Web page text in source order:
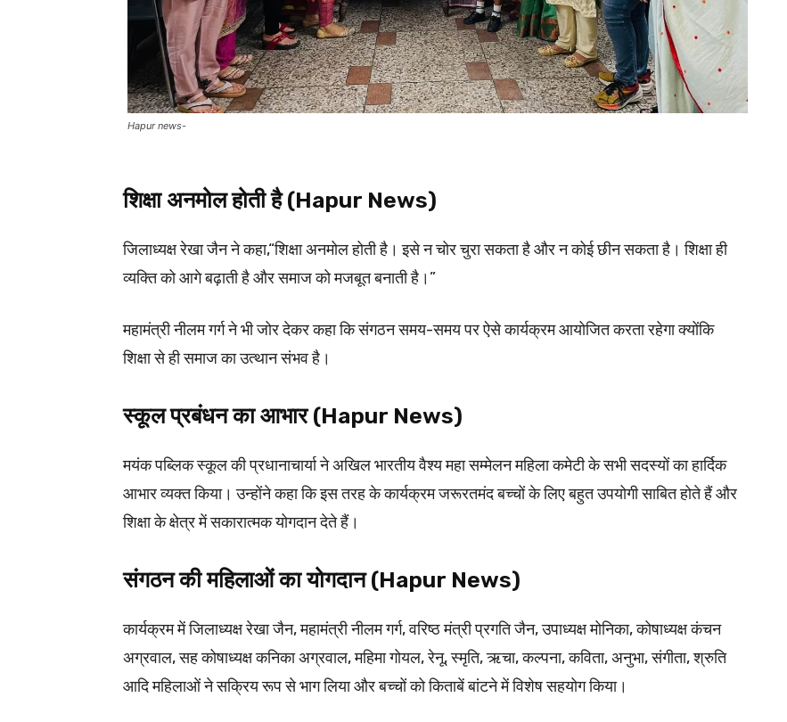
Hapur news-
शिक्षा अनमोल होती है (Hapur News)
जिलाध्यक्ष रेखा जैन ने कहा,“शिक्षा अनमोल होती है। इसे न चोर चुरा सकता है और न कोई छीन सकता है। शिक्षा ही
व्यक्ति को आगे बढ़ाती है और समाज को मजबूत बनाती है।”
महामंत्री नीलम गर्ग ने भी जोर देकर कहा कि संगठन समय-समय पर ऐसे कार्यक्रम आयोजित करता रहेगा क्योंकि
शिक्षा से ही समाज का उत्थान संभव है।
स्कूल प्रबंधन का आभार (Hapur News)
मयंक पब्लिक स्कूल की प्रधानाचार्या ने अखिल भारतीय वैश्य महा सम्मेलन महिला कमेटी के सभी सदस्यों का हार्दिक
आभार व्यक्त किया। उन्होंने कहा कि इस तरह के कार्यक्रम जरूरतमंद बच्चों के लिए बहुत उपयोगी साबित होते हैं और
शिक्षा के क्षेत्र में सकारात्मक योगदान देते हैं।
संगठन की महिलाओं का योगदान (Hapur News)
कार्यक्रम में जिलाध्यक्ष रेखा जैन, महामंत्री नीलम गर्ग, वरिष्ठ मंत्री प्रगति जैन, उपाध्यक्ष मोनिका, कोषाध्यक्ष कंचन
अग्रवाल, सह कोषाध्यक्ष कनिका अग्रवाल, महिमा गोयल, रेनू, स्मृति, ऋचा, कल्पना, कविता, अनुभा, संगीता, श्रुति
आदि महिलाओं ने सक्रिय रूप से भाग लिया और बच्चों को किताबें बांटने में विशेष सहयोग किया।